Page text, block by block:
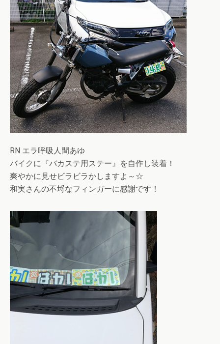
RN エラ呼吸人間あゆ
バイクに『バカステ用ステー』を自作し装着！
爽やかに見せビラビラかしますよ～☆
和実さんの不埒なフィンガーに感謝です！